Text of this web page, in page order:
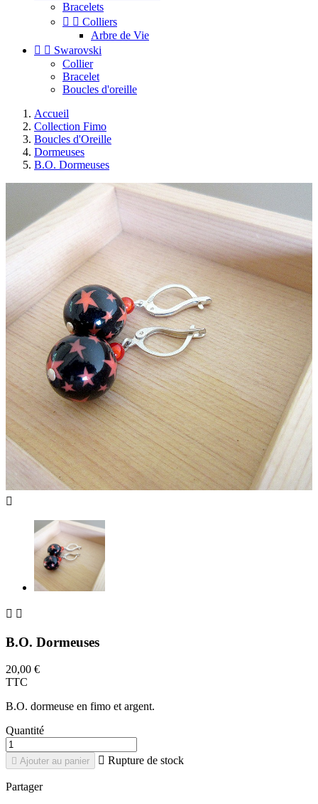
Bracelets
  Colliers
Arbre de Vie
  Swarovski
Collier
Bracelet
Boucles d'oreille
Accueil
Collection Fimo
Boucles d'Oreille
Dormeuses
B.O. Dormeuses

 
B.O. Dormeuses
20,00 €
TTC
B.O. dormeuse en fimo et argent.
Quantité
 Ajouter au panier  Rupture de stock
Partager